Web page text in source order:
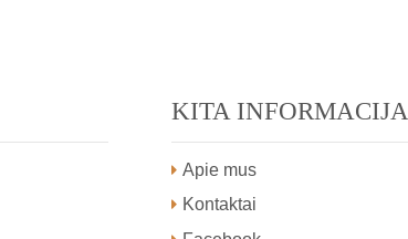
KITA INFORMACIJA
Apie mus
Kontaktai